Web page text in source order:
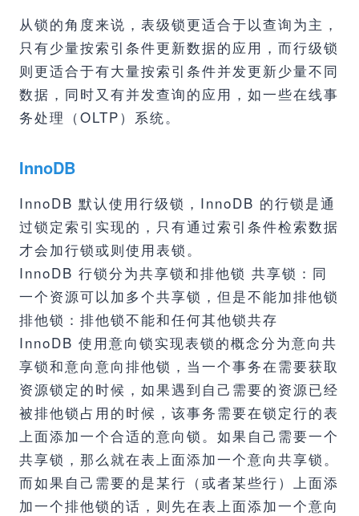
从锁的角度来说，表级锁更适合于以查询为主，
只有少量按索引条件更新数据的应用，而行级锁
则更适合于有大量按索引条件并发更新少量不同
数据，同时又有并发查询的应用，如一些在线事
务处理（OLTP）系统。
InnoDB
InnoDB 默认使用行级锁，InnoDB 的行锁是通
过锁定索引实现的，只有通过索引条件检索数据
才会加行锁或则使用表锁。
InnoDB 行锁分为共享锁和排他锁 共享锁：同
一个资源可以加多个共享锁，但是不能加排他锁
排他锁：排他锁不能和任何其他锁共存
InnoDB 使用意向锁实现表锁的概念分为意向共
享锁和意向意向排他锁，当一个事务在需要获取
资源锁定的时候，如果遇到自己需要的资源已经
被排他锁占用的时候，该事务需要在锁定行的表
上面添加一个合适的意向锁。如果自己需要一个
共享锁，那么就在表上面添加一个意向共享锁。
而如果自己需要的是某行（或者某些行）上面添
加一个排他锁的话，则先在表上面添加一个意向